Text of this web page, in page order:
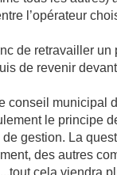
l’opérateur
de retravailler un
de revenir
conseil municipal
le principe
gestion. La
des autres
cela viendra